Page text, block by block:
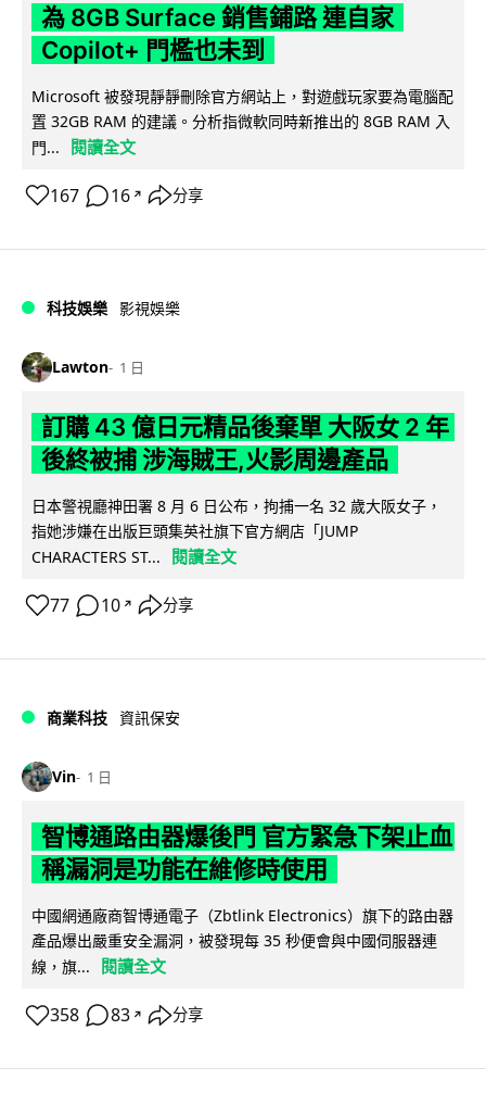
為 8GB Surface 銷售鋪路 連自家
Copilot+ 門檻也未到
Microsoft 被發現靜靜刪除官方網站上，對遊戲玩家要為電腦配
置 32GB RAM 的建議。分析指微軟同時新推出的 8GB RAM 入
門...
閱讀全文
167 16 ↗ 分享
科技娛樂 影視娛樂
Lawton 1 日
訂購 43 億日元精品後棄單 大阪女 2 年
後終被捕 涉海賊王,火影周邊產品
日本警視廳神田署 8 月 6 日公布，拘捕一名 32 歲大阪女子，
指她涉嫌在出版巨頭集英社旗下官方網店「JUMP
CHARACTERS ST...
閱讀全文
77 10 ↗ 分享
商業科技 資訊保安
Vin 1 日
智博通路由器爆後門 官方緊急下架止血
稱漏洞是功能在維修時使用
中國網通廠商智博通電子（Zbtlink Electronics）旗下的路由器
產品爆出嚴重安全漏洞，被發現每 35 秒便會與中國伺服器連
線，旗...
閱讀全文
358 83 ↗ 分享